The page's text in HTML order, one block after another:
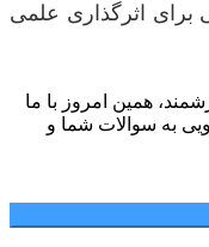
برای اثرگذاری علمی
همین امروز با ما
به سوالات شما و